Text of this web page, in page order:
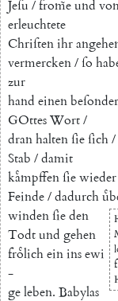
Jeſu /from̃eund
erleuchtete
Chriſtenihr
vermercken/ſo
zur
hand einen
GOttesWort/
dranhaltenſieſich/
Stab /damit
kaͤmpffenſiewieder
Feinde/dadurch
windenſieden
Todtund gehen
froͤlicheininsewi
-
geleben. Babylas